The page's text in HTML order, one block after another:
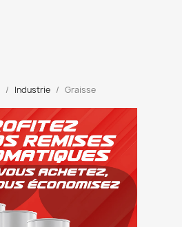
Industrie Graisse